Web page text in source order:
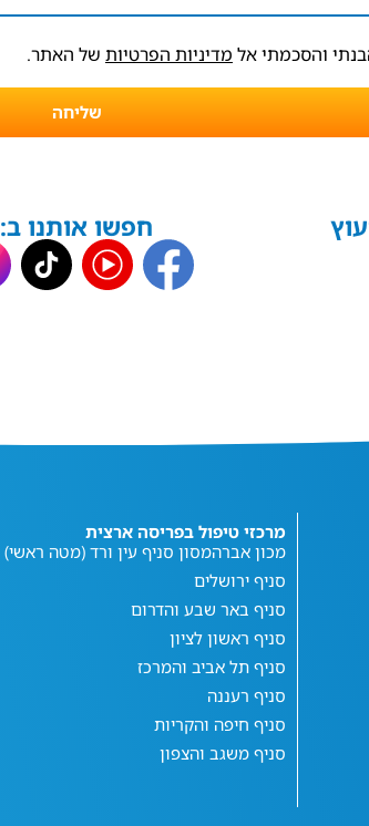
והסכמתי אל מדיניות הפרטיות של האתר.
שליחה
חפשו אותנו ב:
מרכזי טיפול בפריסה ארצית
מכון אברהמסון סניף עין ורד (מטה ראשי)
סניף ירושלים
סניף באר שבע והדרום
סניף ראשון לציון
סניף תל אביב והמרכז
סניף רעננה
סניף חיפה והקריות
סניף משגב והצפון